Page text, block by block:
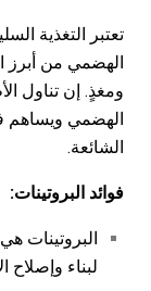
تعتبر التغذية
الهضمي من أبرز
ومغذٍ. إن تناول
الهضمي ويساهم
الشائعة.
فوائد البروتينات:
البروتينات
لبناء وإصلاح